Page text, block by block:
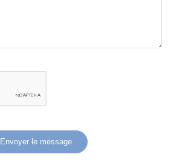
Envoyer le message